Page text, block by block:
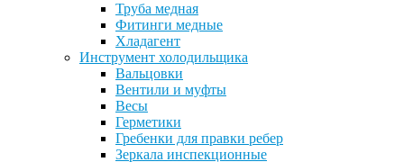
Труба медная
Фитинги медные
Хладагент
Инструмент холодильщика
Вальцовки
Вентили и муфты
Весы
Герметики
Гребенки для правки ребер
Зеркала инспекционные